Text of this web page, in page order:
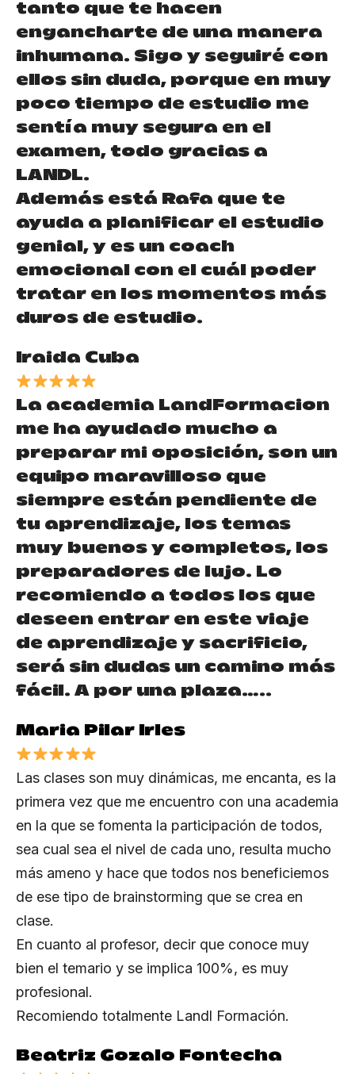
tanto que te hacen
engancharte de una manera
inhumana. Sigo y seguiré con
ellos sin duda, porque en muy
poco tiempo de estudio me
sentía muy segura en el
examen, todo gracias a
LANDL.
Además está Rafa que te
ayuda a planificar el estudio
genial, y es un coach
emocional con el cuál poder
tratar en los momentos más
duros de estudio.
Iraida Cuba
La academia LandFormacion
me ha ayudado mucho a
preparar mi oposición, son un
equipo maravilloso que
siempre están pendiente de
tu aprendizaje, los temas
muy buenos y completos, los
preparadores de lujo. Lo
recomiendo a todos los que
deseen entrar en este viaje
de aprendizaje y sacrificio,
será sin dudas un camino más
fácil. A por una plaza…..
Maria Pilar Irles
Las clases son muy dinámicas, me encanta, es la
primera vez que me encuentro con una academia
en la que se fomenta la participación de todos,
sea cual sea el nivel de cada uno, resulta mucho
más ameno y hace que todos nos beneficiemos
de ese tipo de brainstorming que se crea en
clase.
En cuanto al profesor, decir que conoce muy
bien el temario y se implica 100%, es muy
profesional.
Recomiendo totalmente Landl Formación.
Beatriz Gozalo Fontecha